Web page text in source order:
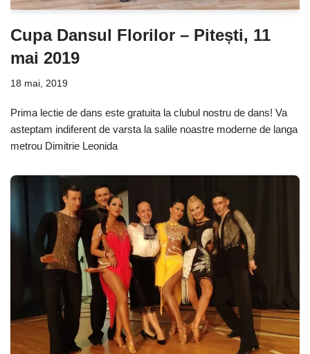
Cupa Dansul Florilor – Pitești, 11
mai 2019
18 mai, 2019
Prima lectie de dans este gratuita la clubul nostru de dans! Va
asteptam indiferent de varsta la salile noastre moderne de langa
metrou Dimitrie Leonida